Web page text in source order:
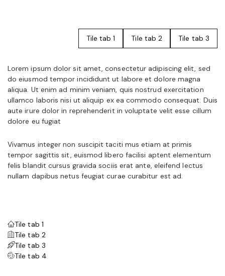
Tile tab 1 Tile tab 2 Tile tab 3
Lorem ipsum dolor sit amet, consectetur adipiscing elit, sed
do eiusmod tempor incididunt ut labore et dolore magna
aliqua. Ut enim ad minim veniam, quis nostrud exercitation
ullamco laboris nisi ut aliquip ex ea commodo consequat. Duis
aute irure dolor in reprehenderit in voluptate velit esse cillum
dolore eu fugiat
Vivamus integer non suscipit taciti mus etiam at primis
tempor sagittis sit, euismod libero facilisi aptent elementum
felis blandit cursus gravida sociis erat ante, eleifend lectus
nullam dapibus netus feugiat curae curabitur est ad.
Tile tab 1
Tile tab 2
Tile tab 3
Tile tab 4